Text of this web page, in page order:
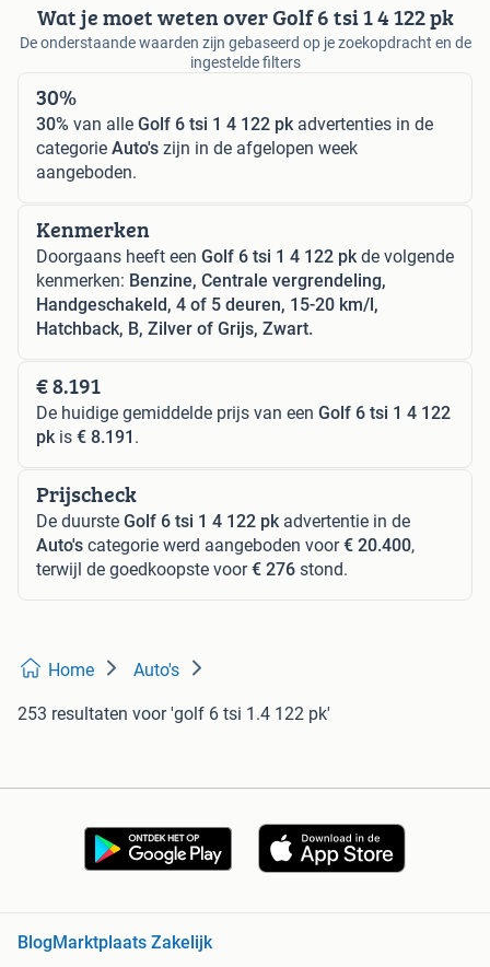
Wat je moet weten over Golf 6 tsi 1 4 122 pk
De onderstaande waarden zijn gebaseerd op je zoekopdracht en de
ingestelde filters
30%
30% van alle Golf 6 tsi 1 4 122 pkadvertenties in de
categorie Auto's zijn in de afgelopen week
aangeboden.
Kenmerken
Doorgaans heeft een Golf 6 tsi 1 4 122 pkde volgende
kenmerken: Benzine, Centrale vergrendeling,
Handgeschakeld, 4 of 5 deuren, 15-20 km/l,
Hatchback, B, Zilver of Grijs, Zwart.
€ 8.191
De huidige gemiddelde prijs van een Golf 6 tsi 1 4 122
pkis € 8.191 .
Prijscheck
De duurste Golf 6 tsi 1 4 122 pkadvertentie in de
Auto's categorie werd aangeboden voor€ 20.400,
terwijl de goedkoopste voor€ 276 stond.
Home Auto's
253 resultaten voor 'golf 6 tsi 1.4 122 pk'
Blog Marktplaats Zakelijk